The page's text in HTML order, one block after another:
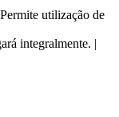
utilização de
integralmente. |